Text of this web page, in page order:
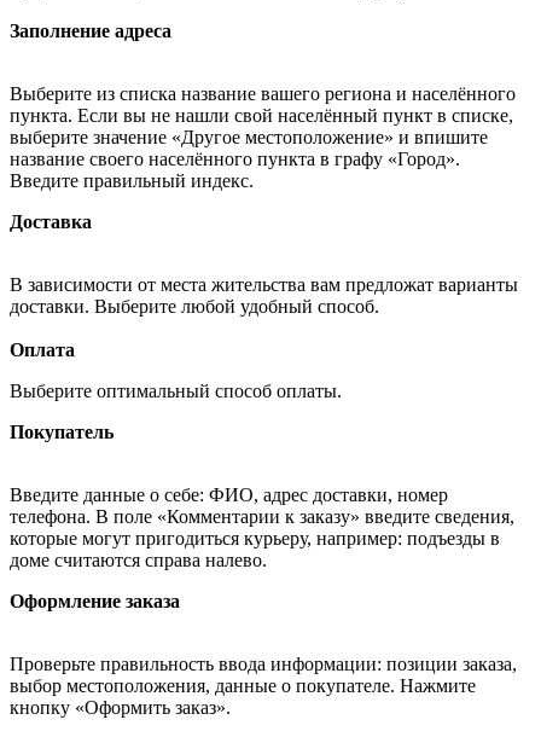
Заполнение адреса
Выберите из списка название вашего региона и населённого
пункта. Если вы не нашли свой населённый пункт в списке,
выберите значение «Другое местоположение» и впишите
название своего населённого пункта в графу «Город».
Введите правильный индекс.
Доставка
В зависимости от места жительства вам предложат варианты
доставки. Выберите любой удобный способ.
Оплата
Выберите оптимальный способ оплаты.
Покупатель
Введите данные о себе: ФИО, адрес доставки, номер
телефона. В поле «Комментарии к заказу» введите сведения,
которые могут пригодиться курьеру, например: подъезды в
доме считаются справа налево.
Оформление заказа
Проверьте правильность ввода информации: позиции заказа,
выбор местоположения, данные о покупателе. Нажмите
кнопку «Оформить заказ».